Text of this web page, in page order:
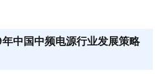
中国中频电源行业发展策略